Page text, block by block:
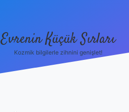
Evrenin Küçük Sırları
Kozmik bilgilerle zihnini genişlet!